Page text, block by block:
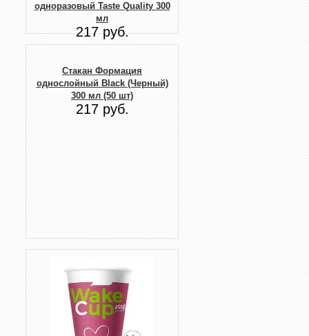
одноразовый Taste Quality 300
мл
217 руб.
Стакан Формация
однослойный Black (Черный)
300 мл (50 шт)
217 руб.